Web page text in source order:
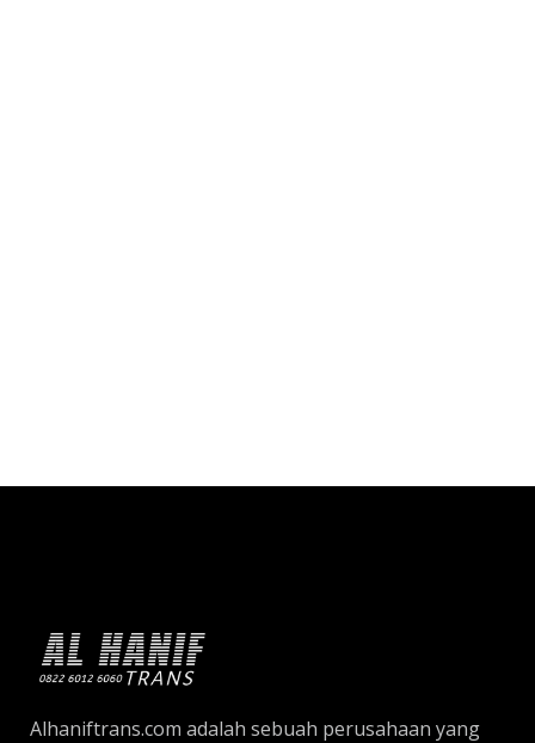
Alhaniftrans.com adalah sebuah perusahaan yang